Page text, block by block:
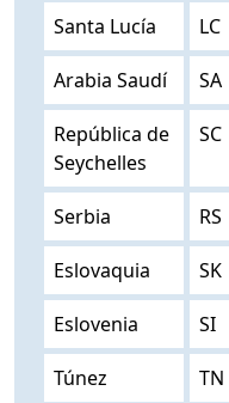
Santa Lucía LC
Arabia Saudí SA
República de
Seychelles
SC
Serbia RS
Eslovaquia SK
Eslovenia SI
Túnez TN